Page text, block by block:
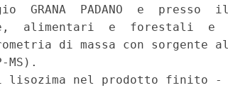
GRANA  PADANO  e
alimentari  e  forestali  e
di massa con sorgente
MS).
lisozima nel prodotto finito -